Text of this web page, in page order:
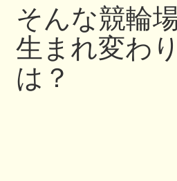
そんな競輪
生まれ変わ
は？